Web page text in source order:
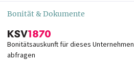
Bonität & Dokumente
Bonitätsauskunft für dieses Unternehmen
abfragen